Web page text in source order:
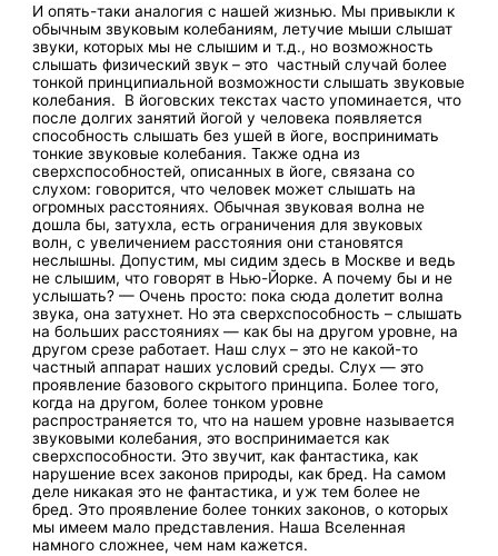
И опять-таки аналогия с нашей жизнью. Мы привыкли к
обычным звуковым колебаниям, летучие мыши слышат
звуки, которых мы не слышим и т.д., но возможность
слышать физический звук – это частный случай более
тонкой принципиальной возможности слышать звуковые
колебания. В йоговских текстах часто упоминается, что
после долгих занятий йогой у человека появляется
способность слышать без ушей в йоге, воспринимать
тонкие звуковые колебания. Также одна из
сверхспособностей, описанных в йоге, связана со
слухом: говорится, что человек может слышать на
огромных расстояниях. Обычная звуковая волна не
дошла бы, затухла, есть ограничения для звуковых
волн, с увеличением расстояния они становятся
неслышны. Допустим, мы сидим здесь в Москве и ведь
не слышим, что говорят в Нью-Йорке. А почему бы и не
услышать? — Очень просто: пока сюда долетит волна
звука, она затухнет. Но эта сверхспособность – слышать
на больших расстояниях — как бы на другом уровне, на
другом срезе работает. Наш слух – это не какой-то
частный аппарат наших условий среды. Слух — это
проявление базового скрытого принципа. Более того,
когда на другом, более тонком уровне
распространяется то, что на нашем уровне называется
звуковыми колебания, это воспринимается как
сверхспособности. Это звучит, как фантастика, как
нарушение всех законов природы, как бред. На самом
деле никакая это не фантастика, и уж тем более не
бред. Это проявление более тонких законов, о которых
мы имеем мало представления. Наша Вселенная
намного сложнее, чем нам кажется.